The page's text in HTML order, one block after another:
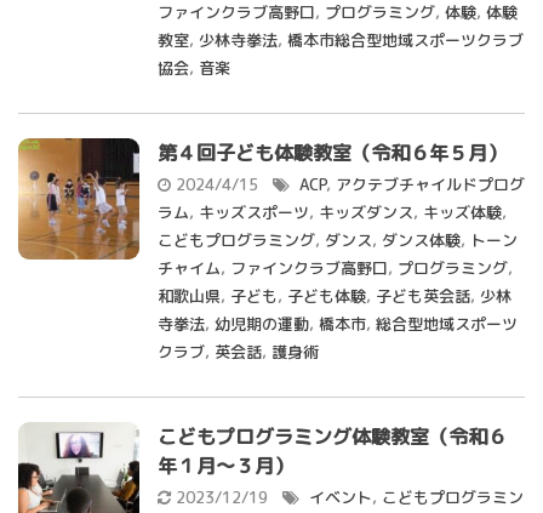
ファインクラブ高野口, プログラミング, 体験, 体験
教室, 少林寺拳法, 橋本市総合型地域スポーツクラブ
協会, 音楽
第４回子ども体験教室（令和６年５月）
2024/4/15 ACP, アクテブチャイルドプログ
ラム, キッズスポーツ, キッズダンス, キッズ体験,
こどもプログラミング, ダンス, ダンス体験, トーン
チャイム, ファインクラブ高野口, プログラミング,
和歌山県, 子ども, 子ども体験, 子ども英会話, 少林
寺拳法, 幼児期の運動, 橋本市, 総合型地域スポーツ
クラブ, 英会話, 護身術
こどもプログラミング体験教室（令和６
年１月～３月）
2023/12/19 イベント, こどもプログラミン